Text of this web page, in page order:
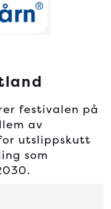
festivalen på
av
utslippskutt
som